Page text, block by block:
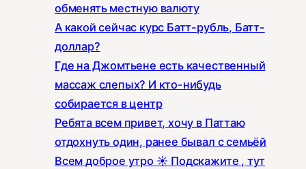
обменять местную валюту
А какой сейчас курс Батт-рубль, Батт-
доллар?
Где на Джомтьене есть качественный
массаж слепых? И кто-нибудь
собирается в центр
Ребята всем привет, хочу в Паттаю
отдохнуть один, ранее бывал с семьёй
Всем доброе утро ☀️ Подскажите , тут